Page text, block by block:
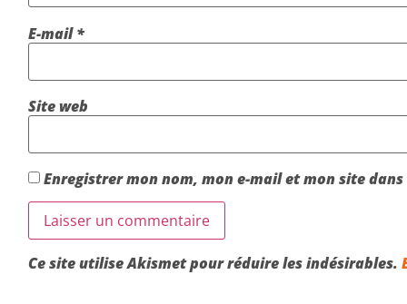
E-mail*
Site web
Enregistrer mon nom, mon e-mail et mon site
Ce site utilise Akismet pour réduire les indésirables.